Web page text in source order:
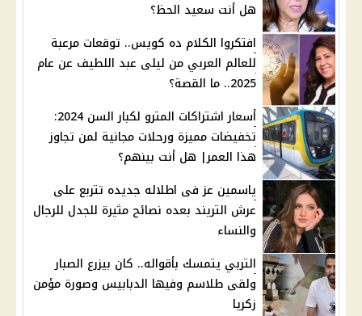
هل أنت سعيد الحظ؟
افتكروا الكلام ده كويس.. توقعات مرعبة
للعالم العربي من ليلى عبد اللطيف عن عام
2025.. ما القصة؟
أسعار اشتراكات المترو لكبار السن 2024:
تخفيضات مميزة ورحلات مجانية لمن تجاوز
هذا العمر| هل أنت بينهم؟
ياسمين عز فى اطلاله جديده تتربع على
عرش التريند بعده نصائح مثيرة للجدل للرجال
والنساء
التربي يتمسك بأقواله.. كان بيزرع الصبار
ولقى طلاسم وفيها الدبابيس وصورة مؤمن
زكريا